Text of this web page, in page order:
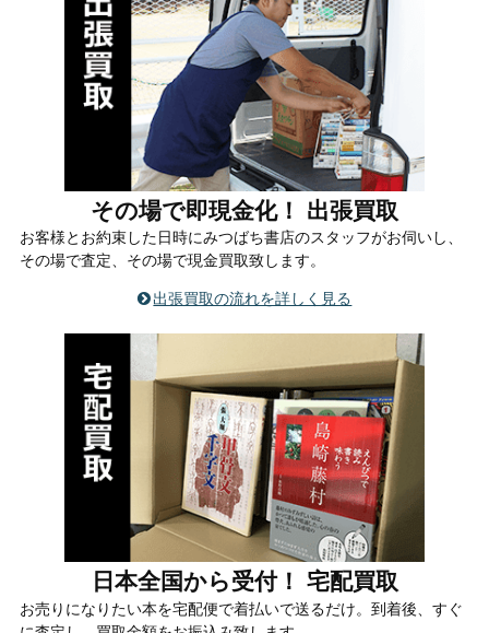
その場で即現金化！ 出張買取
お客様とお約束した日時にみつばち書店のスタッフがお伺いし、
その場で査定、その場で現金買取致します。
出張買取の流れを詳しく見る
日本全国から受付！ 宅配買取
お売りになりたい本を宅配便で着払いで送るだけ。到着後、すぐ